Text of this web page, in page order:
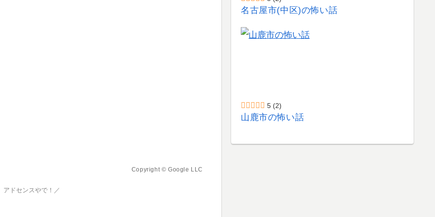
Copyright © Google LLC
アドセンスやで！／
名古屋市(中区)の怖い話
5 (2)
山鹿市の怖い話